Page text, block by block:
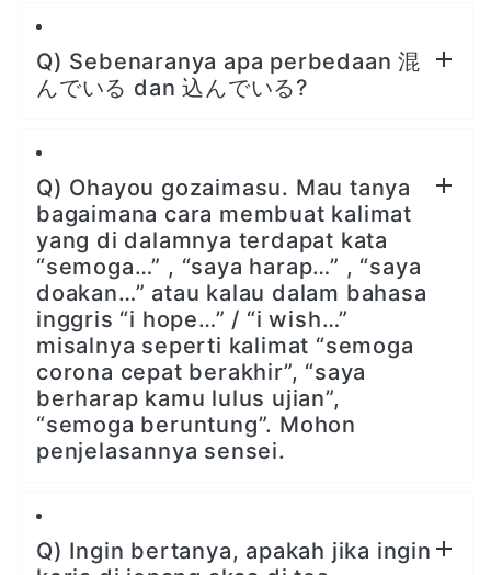
Q) Sebenaranya apa perbedaan 混
んでいる dan 込んでいる?
Q) Ohayou gozaimasu. Mau tanya
bagaimana cara membuat kalimat
yang di dalamnya terdapat kata
“semoga…” , “saya harap…” , “saya
doakan…” atau kalau dalam bahasa
inggris “i hope…” / “i wish…”
misalnya seperti kalimat “semoga
corona cepat berakhir”, “saya
berharap kamu lulus ujian”,
“semoga beruntung”. Mohon
penjelasannya sensei.
Q) Ingin bertanya, apakah jika ingin